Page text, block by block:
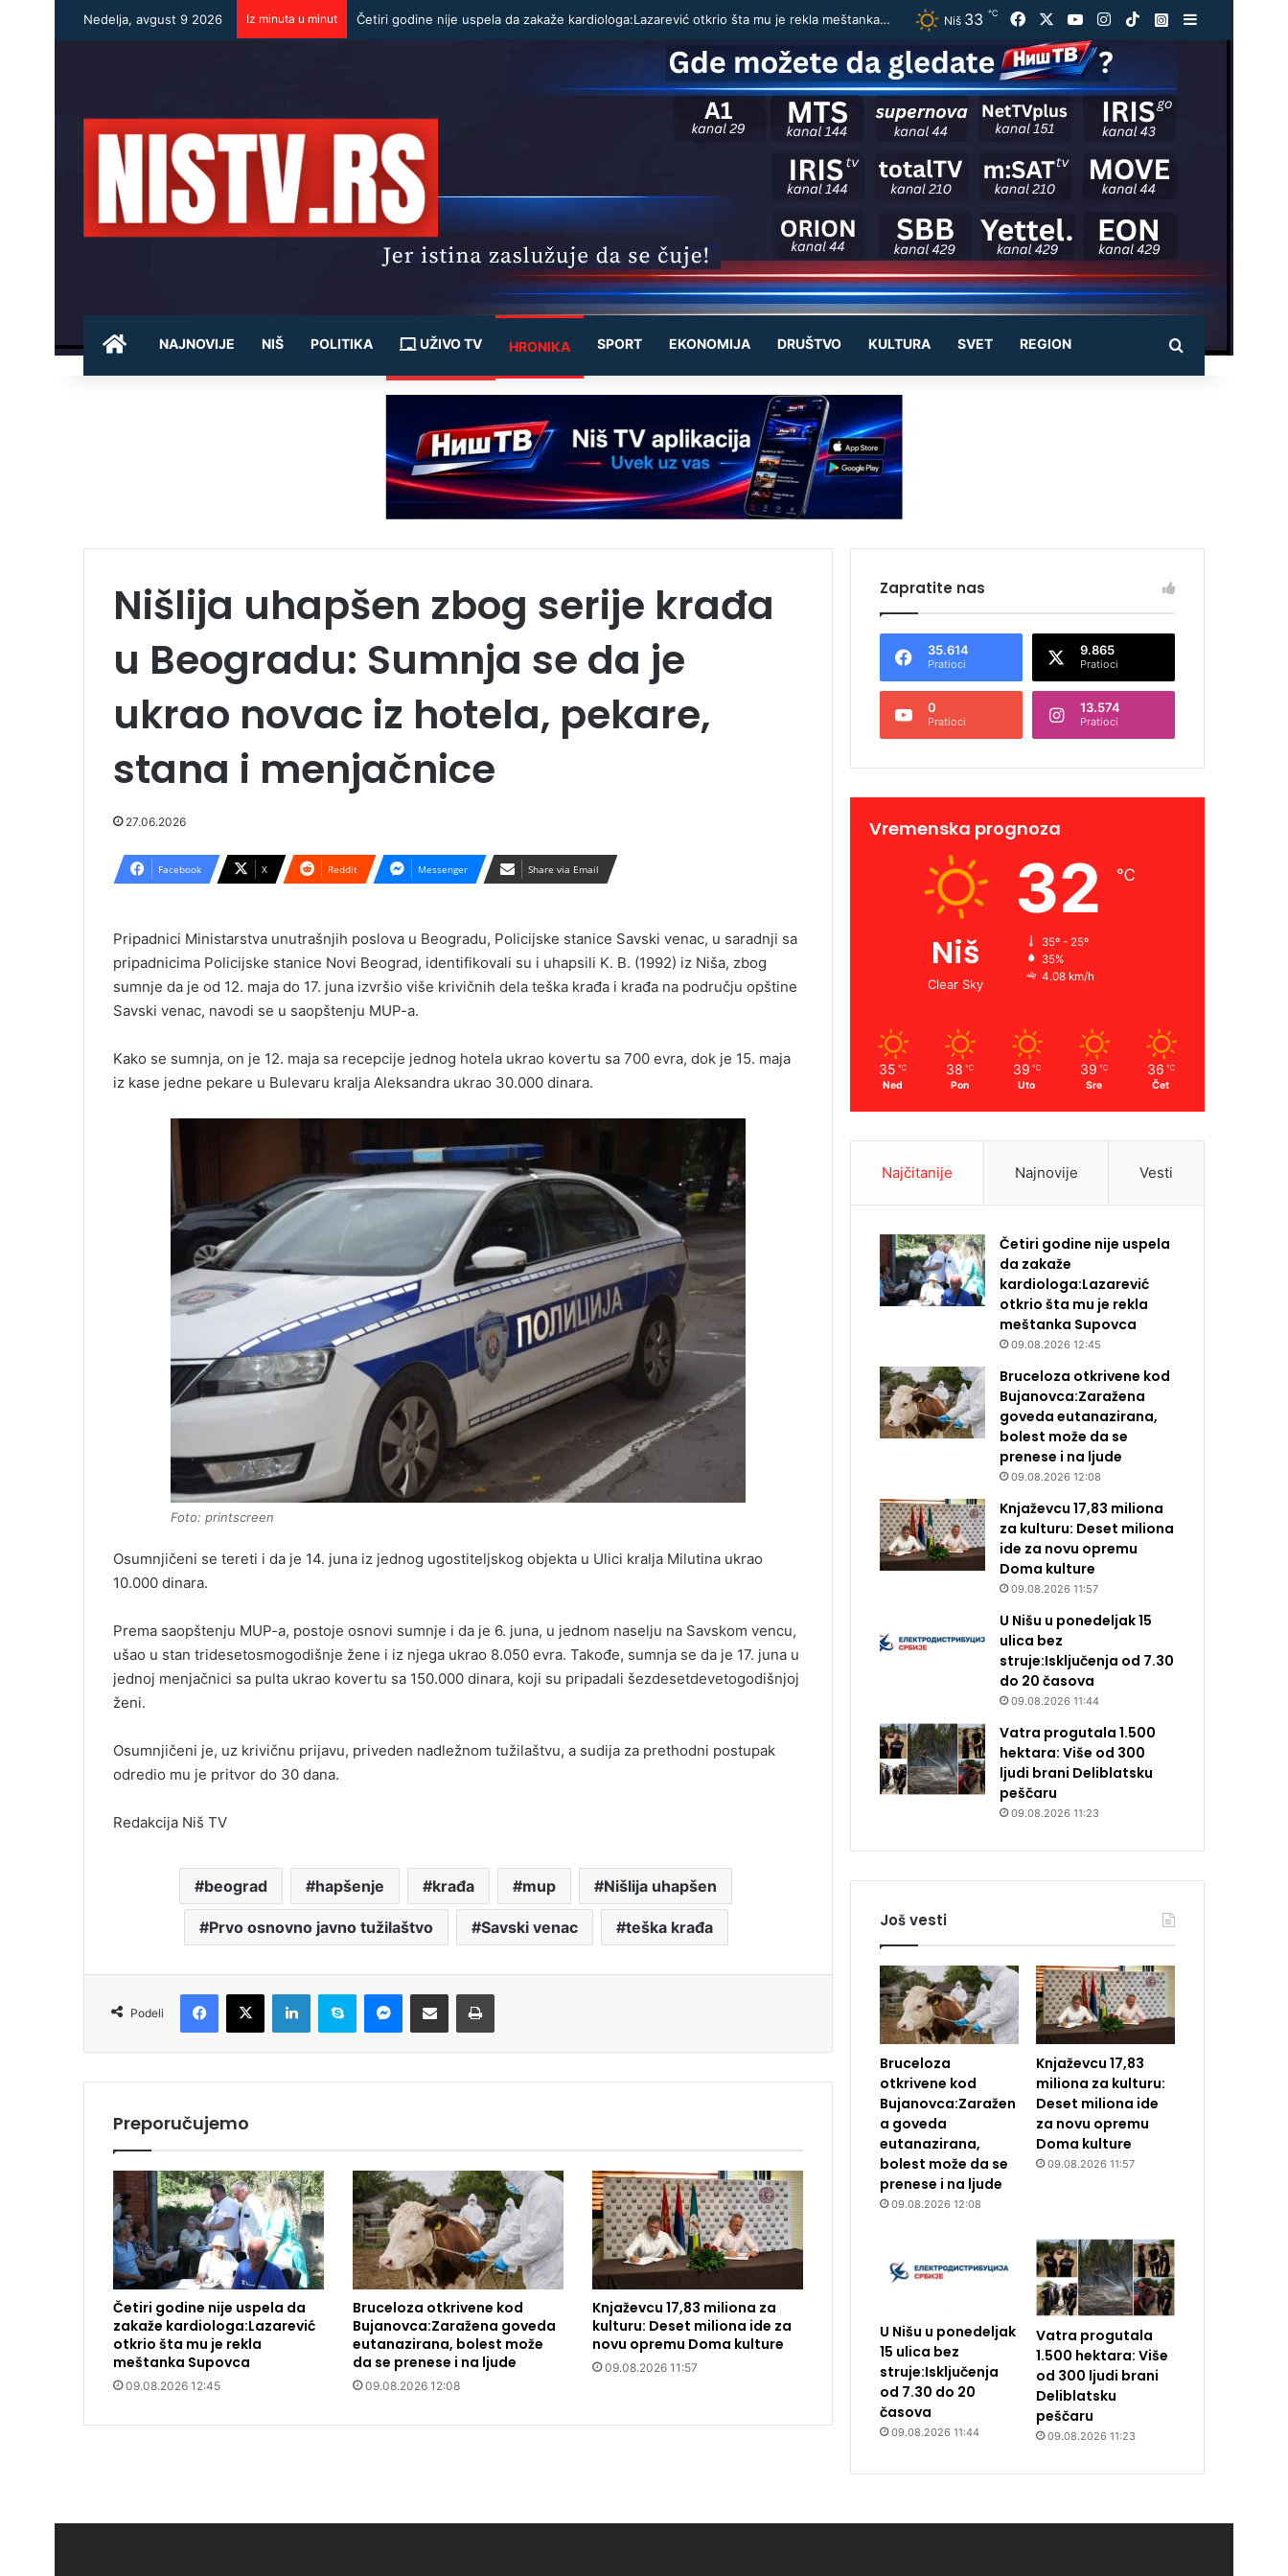
Nedelja, avgust 9 2026 Iz minuta u minut Bruceloza otkrivene kod Bujanovca:Zaražena goveda eutanazirana, bolest može da se prenese i na ljude Niš 33 ℃ Facebook YouTubeInstagram
TikTokInstagram
POČETNA
NAJNOVIJE NIŠ POLITIKA UŽIVO TV HRONIKA SPORT EKONOMIJA DRUŠTVO KULTURA SVET REGION Pretraži
Nišlija uhapšen zbog serije krađa
u Beogradu: Sumnja se da je
ukrao novac iz hotela, pekare,
stana i menjačnice
27.06.2026
Facebook X Reddit Messenger Share via Email
Pripadnici Ministarstva unutrašnjih poslova u Beogradu, Policijske stanice Savski venac, u saradnji sa
pripadnicima Policijske stanice Novi Beograd, identifikovali su i uhapsili K. B. (1992) iz Niša, zbog
sumnje da je od 12. maja do 17. juna izvršio više krivičnih dela teška krađa i krađa na području opštine
Savski venac, navodi se u saopštenju MUP-a.
Kako se sumnja, on je 12. maja sa recepcije jednog hotela ukrao kovertu sa 700 evra, dok je 15. maja
iz kase jedne pekare u Bulevaru kralja Aleksandra ukrao 30.000 dinara.
Foto: printscreen
Osumnjičeni se tereti i da je 14. juna iz jednog ugostiteljskog objekta u Ulici kralja Milutina ukrao
10.000 dinara.
Prema saopštenju MUP-a, postoje osnovi sumnje i da je 6. juna, u jednom naselju na Savskom vencu,
ušao u stan tridesetosmogodišnje žene i iz njega ukrao 8.050 evra. Takođe, sumnja se da je 17. juna u
jednoj menjačnici sa pulta ukrao kovertu sa 150.000 dinara, koji su pripadali šezdesetdevetogodišnjoj
ženi.
Osumnjičeni je, uz krivičnu prijavu, priveden nadležnom tužilaštvu, a sudija za prethodni postupak
odredio mu je pritvor do 30 dana.
Redakcija Niš TV
beograd hapšenje krađa mup Nišlija uhapšen
Prvo osnovno javno tužilaštvo Savski venac teška krađa
Podeli
Preporučujemo
Četiri godine nije uspela da
zakaže kardiologa:Lazarević
otkrio šta mu je rekla
meštanka Supovca
09.08.2026 12:45
Bruceloza otkrivene kod
Bujanovca:Zaražena goveda
eutanazirana, bolest može
da se prenese i na ljude
09.08.2026 12:08
Knjaževcu 17,83 miliona za
kulturu: Deset miliona ide za
novu opremu Doma kulture
09.08.2026 11:57
Zapratite nas
35.614
Pratioci
9.865
Pratioci
0
Pratioci
13.574
Pratioci
Vremenska prognoza
Niš
Clear Sky
32 ℃
35º - 25º
35%
4.08 km/h
35 ℃
Ned
38 ℃
Pon
39 ℃
Uto
39 ℃
Sre
36 ℃
Čet
Najčitanije Najnovije Vesti
Četiri godine nije uspela
da zakaže
kardiologa:Lazarević
otkrio šta mu je rekla
meštanka Supovca
09.08.2026 12:45
Bruceloza otkrivene kod
Bujanovca:Zaražena
goveda eutanazirana,
bolest može da se
prenese i na ljude
09.08.2026 12:08
Knjaževcu 17,83 miliona
za kulturu: Deset miliona
ide za novu opremu
Doma kulture
09.08.2026 11:57
U Nišu u ponedeljak 15
ulica bez
struje:Isključenja od 7.30
do 20 časova
09.08.2026 11:44
Vatra progutala 1.500
hektara: Više od 300
ljudi brani Deliblatsku
peščaru
09.08.2026 11:23
Još vesti
Bruceloza
otkrivene kod
Bujanovca:Zaražen
a goveda
eutanazirana,
bolest može da se
prenese i na ljude
09.08.2026 12:08
Knjaževcu 17,83
miliona za kulturu:
Deset miliona ide
za novu opremu
Doma kulture
09.08.2026 11:57
U Nišu u ponedeljak
15 ulica bez
struje:Isključenja
od 7.30 do 20
časova
09.08.2026 11:44
Vatra progutala
1.500 hektara: Više
od 300 ljudi brani
Deliblatsku
peščaru
09.08.2026 11:23